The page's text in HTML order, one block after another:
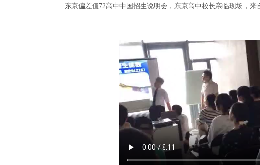
东京偏差值72高中中国招生说明会，东京高中校长亲临现场，来